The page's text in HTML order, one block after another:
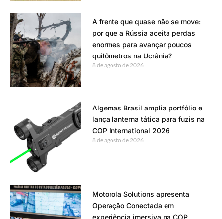
A frente que quase não se move:
por que a Rússia aceita perdas
enormes para avançar poucos
quilômetros na Ucrânia?
8 de agosto de 2026
Algemas Brasil amplia portfólio e
lança lanterna tática para fuzis na
COP International 2026
8 de agosto de 2026
Motorola Solutions apresenta
Operação Conectada em
experiência imersiva na COP